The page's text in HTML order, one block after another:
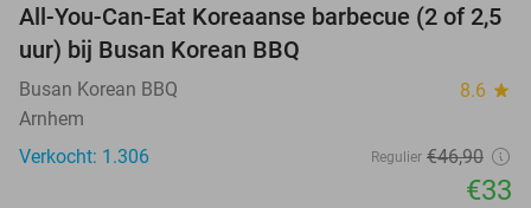
30%
All-You-Can-Eat Koreaanse barbecue (2 of 2,5
uur) bij Busan Korean BBQ
Busan Korean BBQ 8.6 star
Arnhem
Verkocht: 1.306
Regulier €46,90
€33